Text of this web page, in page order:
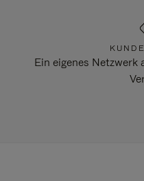
Ein eigenes Netzwerk